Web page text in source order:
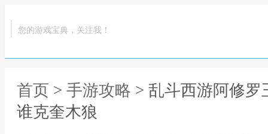
您的游戏宝典，关注我！
首页 > 手游攻略 > 乱斗西游阿修
谁克奎木狼